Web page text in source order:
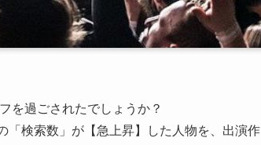
を過ごされたでしょうか？
「検索数」が【急上昇】した人物を、出演作